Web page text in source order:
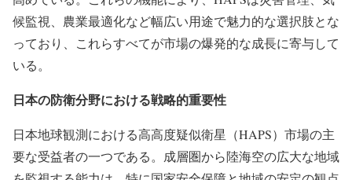
候監視、農業最適化など幅広い用途で魅力的な選択肢とな
っており、これらすべてが市場の爆発的な成長に寄与して
いる。
日本の防衛分野における戦略的重要性
日本地球観測における高高度疑似衛星（HAPS）市場の主
要な受益者の一つである。成層圏から陸海空の広大な地域